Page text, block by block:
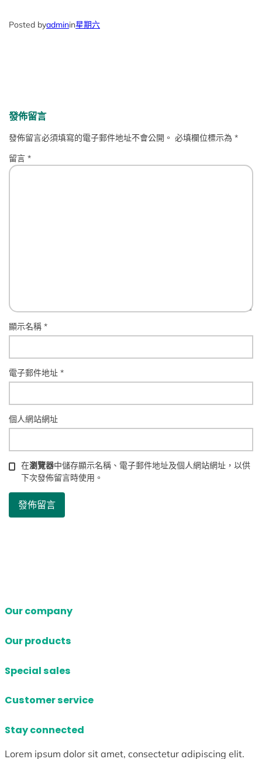
Posted byadminin星期六
發佈留言
發佈留言必須填寫的電子郵件地址不會公開。 必填欄位標示為*
留言*
顯示名稱*
電子郵件地址*
個人網站網址
在瀏覽器中儲存顯示名稱、電子郵件地址及個人網站網址，以供
下次發佈留言時使用。
Our company
Our products
Special sales
Customer service
Stay connected
Lorem ipsum dolor sit amet, consectetur adipiscing elit.